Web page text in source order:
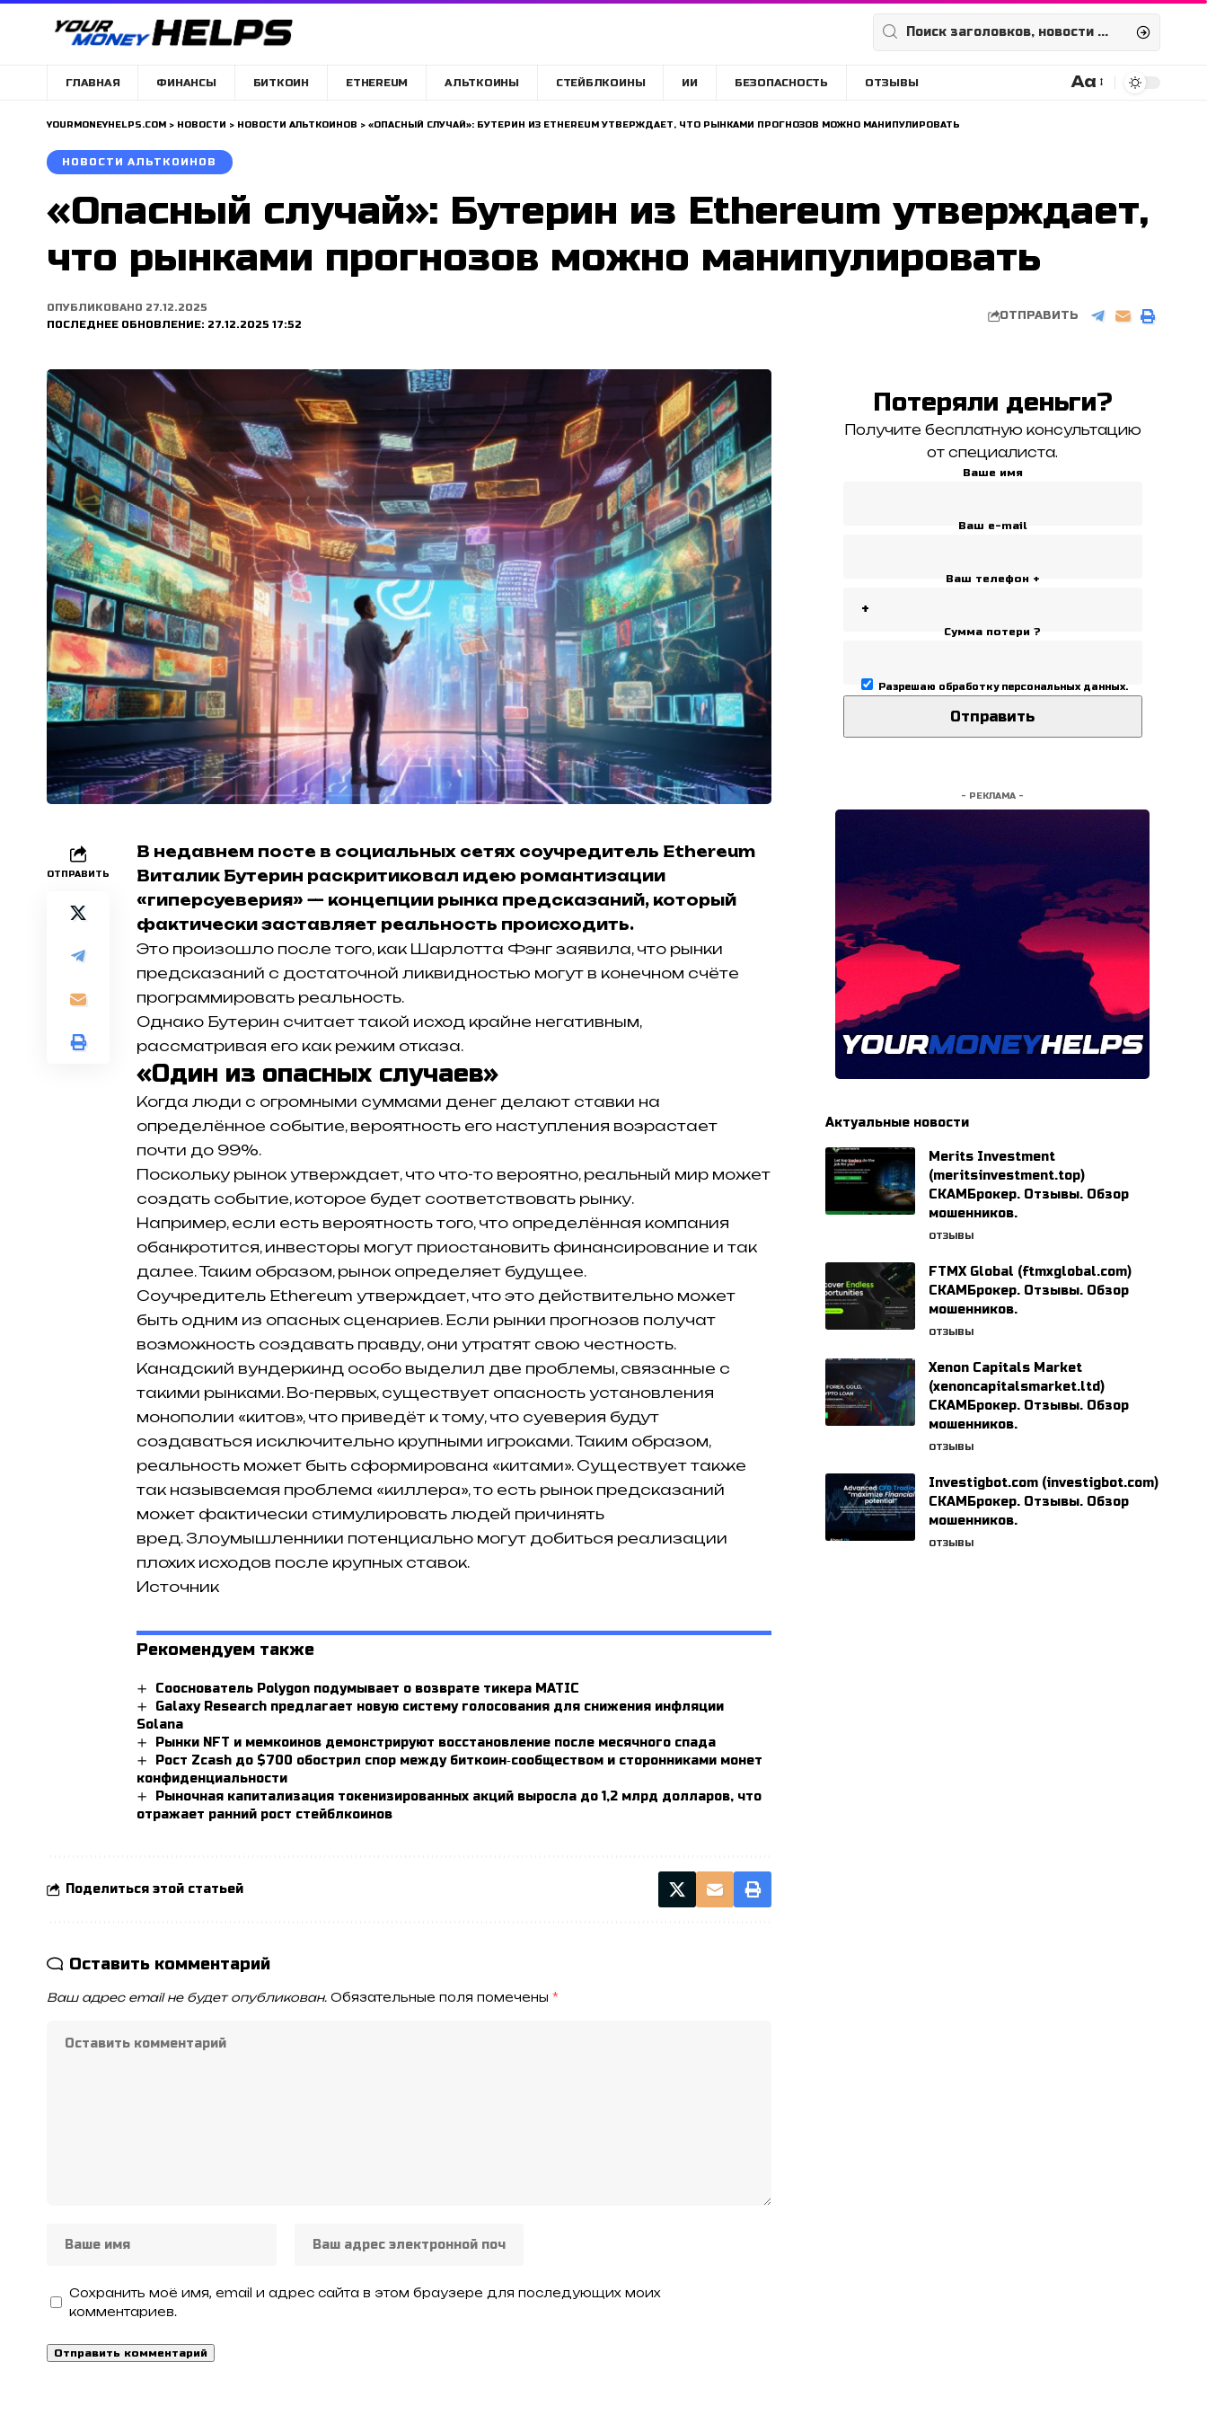
ГЛАВНАЯ ФИНАНСЫ БИТКОИН ETHEREUM АЛЬТКОИНЫ СТЕЙБЛКОИНЫ ИИ БЕЗОПАСНОСТЬ ОТЗЫВЫ
Размера
Aa
YOURMONEYHELPS.COM > НОВОСТИ > НОВОСТИ АЛЬТКОИНОВ > «ОПАСНЫЙ СЛУЧАЙ»: БУТЕРИН ИЗ ETHEREUM УТВЕРЖДАЕТ, ЧТО РЫНКАМИ ПРОГНОЗОВ МОЖНО МАНИПУЛИРОВАТЬ
НОВОСТИ АЛЬТКОИНОВ
«Опасный случай»: Бутерин из Ethereum утверждает,
что рынками прогнозов можно манипулировать
ПОСЛЕДНЕЕ ОБНОВЛЕНИЕ: 27.12.2025 17:52
ОПУБЛИКОВАНО 27.12.2025
ОТПРАВИТЬ
ОТПРАВИТЬ
В недавнем посте в социальных сетях соучредитель Ethereum
Виталик Бутерин раскритиковал идею романтизации
«гиперсуеверия» — концепции рынка предсказаний, который
фактически заставляет реальность происходить.
Это произошло после того, как Шарлотта Фэнг заявила, что рынки
предсказаний с достаточной ликвидностью могут в конечном счёте
программировать реальность.
Однако Бутерин считает такой исход крайне негативным,
рассматривая его как режим отказа.
«Один из опасных случаев»
Когда люди с огромными суммами денег делают ставки на
определённое событие, вероятность его наступления возрастает
почти до 99%.
Поскольку рынок утверждает, что что-то вероятно, реальный мир может
создать событие, которое будет соответствовать рынку.
Например, если есть вероятность того, что определённая компания
обанкротится, инвесторы могут приостановить финансирование и так
далее.Таким образом, рынок определяет будущее.
Соучредитель Ethereum утверждает, что это действительно может
быть одним из опасных сценариев. Если рынки прогнозов получат
возможность создавать правду, они утратят свою честность.
Канадский вундеркинд особо выделил две проблемы, связанные с
такими рынками.Во-первых, существует опасность установления
монополии «китов», что приведёт к тому, что суеверия будут
создаваться исключительно крупными игроками.Таким образом,
реальность может быть сформирована «китами». Существует также
так называемая проблема «киллера», то есть рынок предсказаний
может фактически стимулировать людей причинять
вред. Злоумышленники потенциально могут добиться реализации
плохих исходов после крупных ставок.
Источник
Рекомендуем также
Сооснователь Polygon подумывает о возврате тикера MATIC
Galaxy Research предлагает новую систему голосования для снижения инфляции
Solana
Рынки NFT и мемкоинов демонстрируют восстановление после месячного спада
Рост Zcash до $700 обострил спор между биткоин‑сообществом и сторонниками монет
конфиденциальности
Рыночная капитализация токенизированных акций выросла до 1,2 млрд долларов, что
отражает ранний рост стейблкоинов
Поделиться этой статьей
Оставить комментарий
Ваш адрес email не будет опубликован. Обязательные поля помечены *
Сохранить моё имя, email и адрес сайта в этом браузере для последующих моих
комментариев.
Потеряли деньги?
Получите бесплатную консультацию
от специалиста.
Ваше имя
Ваш e-mail
Ваш телефон +
Сумма потери ?
Разрешаю обработку персональных данных.
- РЕКЛАМА -
Актуальные новости
Merits Investment
(meritsinvestment.top)
СКАМБрокер. Отзывы. Обзор
мошенников.
ОТЗЫВЫ
FTMX Global (ftmxglobal.com)
СКАМБрокер. Отзывы. Обзор
мошенников.
ОТЗЫВЫ
Xenon Capitals Market
(xenoncapitalsmarket.ltd)
СКАМБрокер. Отзывы. Обзор
мошенников.
ОТЗЫВЫ
Investigbot.com (investigbot.com)
СКАМБрокер. Отзывы. Обзор
мошенников.
ОТЗЫВЫ